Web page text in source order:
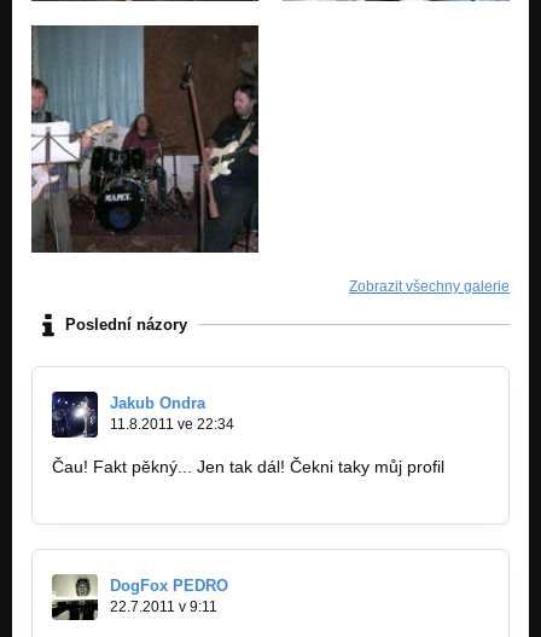
Zobrazit všechny galerie
Poslední názory
Jakub Ondra
11.8.2011 ve 22:34
Čau! Fakt pěkný... Jen tak dál! Čekni taky můj profil
DogFox PEDRO
22.7.2011 v 9:11